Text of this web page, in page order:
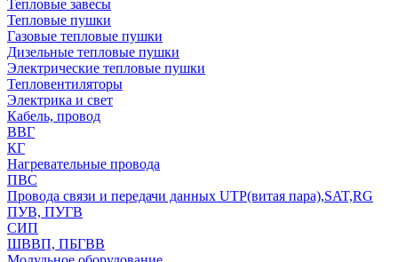
Тепловые завесы
Тепловые пушки
Газовые тепловые пушки
Дизельные тепловые пушки
Электрические тепловые пушки
Тепловентиляторы
Электрика и свет
Кабель, провод
ВВГ
КГ
Нагревательные провода
ПВС
Провода связи и передачи данных UTP(витая пара),SAT,RG
ПУВ, ПУГВ
СИП
ШВВП, ПБГВВ